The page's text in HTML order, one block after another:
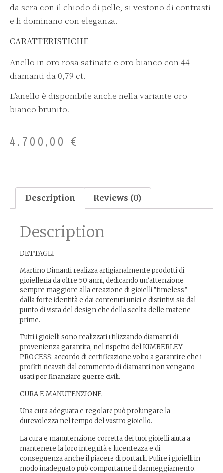
da sera con il chiodo di pelle, si vestono di contrasti
e li dominano con eleganza.
CARATTERISTICHE
Anello in oro rosa satinato e oro bianco con 44
diamanti da 0,79 ct.
L’anello è disponibile anche nella variante oro
bianco brunito.
4.700,00 €
Description Reviews (0)
Description
DETTAGLI
Martino Dimanti realizza artigianalmente prodotti di
gioielleria da oltre 50 anni, dedicando un’attenzione
sempre maggiore alla creazione di gioielli “timeless”
dalla forte identità e dai contenuti unici e distintivi sia dal
punto di vista del design che della scelta delle materie
prime.
Tutti i gioielli sono realizzati utilizzando diamanti di
provenienza garantita, nel rispetto del KIMBERLEY
PROCESS: accordo di certificazione volto a garantire che i
profitti ricavati dal commercio di diamanti non vengano
usati per finanziare guerre civili.
CURA E MANUTENZIONE
Una cura adeguata e regolare può prolungare la
durevolezza nel tempo del vostro gioiello.
La cura e manutenzione corretta dei tuoi gioielli aiuta a
mantenere la loro integrità e lucentezza e di
conseguenza anche il piacere di portarli. Pulire i gioielli in
modo inadeguato può comportarne il danneggiamento.